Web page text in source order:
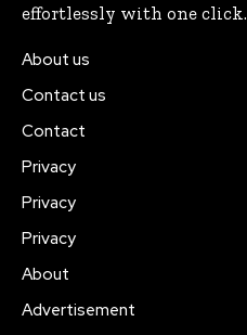
effortlessly with one click.
About us
Contact us
Contact
Privacy
Privacy
Privacy
About
Advertisement